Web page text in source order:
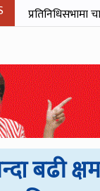
प्रतिनिधिसभामा
बढी